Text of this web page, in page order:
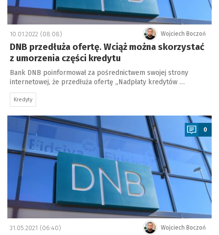
Wojciech Boczoń
10.01.2022 (08:08)
DNB przedłuża ofertę. Wciąż można skorzystać
z umorzenia części kredytu
Bank DNB poinformował za pośrednictwem swojej strony
internetowej, że przedłuża ofertę „Nadpłaty kredytów …
Kredyty
a
0
Wojciech Boczoń
31.05.2021 (06:40)